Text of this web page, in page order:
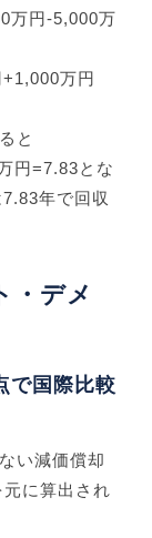
万円-5,000万
万円
と
円=7.83とな
年で回収
・デメ
で国際比較
い減価償却
に算出され